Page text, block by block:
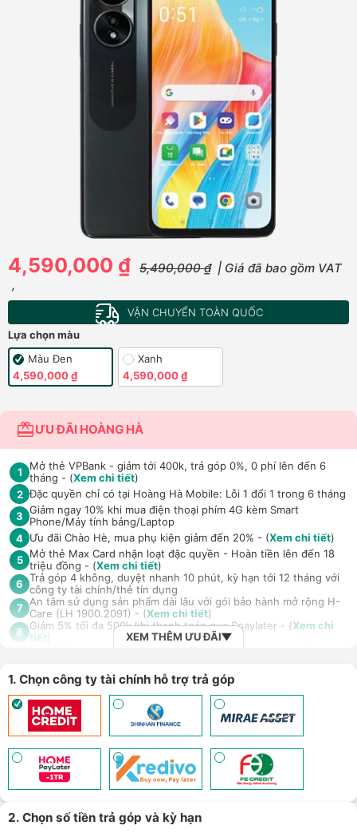
4,590,000 ₫ 5,490,000 ₫ | Giá đã bao gồm VAT
,
VẬN CHUYỂN TOÀN QUỐC
Lựa chọn màu
Màu Đen
4,590,000 ₫
Xanh
4,590,000 ₫
ƯU ĐÃI HOÀNG HÀ
1
Mở thẻ VPBank - giảm tới 400k, trả góp 0%, 0 phí lên đến 6
tháng - (Xem chi tiết)
2 Đặc quyền chỉ có tại Hoàng Hà Mobile: Lỗi 1 đổi 1 trong 6 tháng
3 Giảm ngay 10% khi mua điện thoại phím 4G kèm Smart
Phone/Máy tính bảng/Laptop
4 Ưu đãi Chào Hè, mua phụ kiện giảm đến 20% - (Xem chi tiết)
5 Mở thẻ Max Card nhận loạt đặc quyền - Hoàn tiền lên đến 18
triệu đồng - (Xem chi tiết)
6 Trả góp 4 không, duyệt nhanh 10 phút, kỳ hạn tới 12 tháng với
công ty tài chính/thẻ tín dụng
7 An tâm sử dụng sản phẩm dài lâu với gói bảo hành mở rộng H-
Care (LH 1900.2091) - (Xem chi tiết)
8 Giảm 5% tối đa 500k khi thanh toán qua Spaylater - (Xem chi
tiết)
10 Ưu đãi mua dán màn hình kèm máy Điện thoại/Máy tính
bảng/Laptop/Đồng hồ giảm 10% - (Xem chi tiết
11
Giảm thêm 15% tối đa 1.000.000đ với các sản phẩm Loa, tai nghe
Sony khi mua kèm với các sản phẩm: Laptop/ Điện thoại/ Đồng
hồ thông minh - (
Xem chi tiết)
12 TPBank Evo - Giảm đến 500.000đ, trả góp 0%, 0 phí lên đến 6
tháng - (Xem chi tiết)
13
Giảm tới 500.000đ khi thanh toán qua Homepaylater - (
tiết)
14
Giảm ngay 50.000đ khi mua gói cước di động Mobifone, Vnsky
lên tới 6GB data/ngày - Trải nghiệm 5G chỉ 99k/tháng - (
15 Nhận báo giá tốt nhất cho khách hàng doanh nghiệp B2B khi
mua số lượng lớn - (
Xem chi tiết
XEM THÊM ƯU ĐÃI
1. Chọn công ty tài chính hỗ trợ trả góp
2. Chọn số tiền trả góp và kỳ hạn